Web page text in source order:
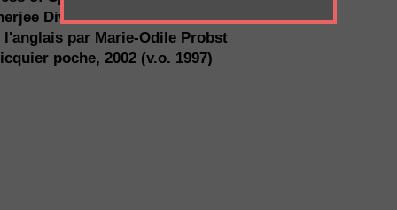
Divakaruni
l'anglais par Marie-Odile Probst
poche, 2002 (v.o. 1997)